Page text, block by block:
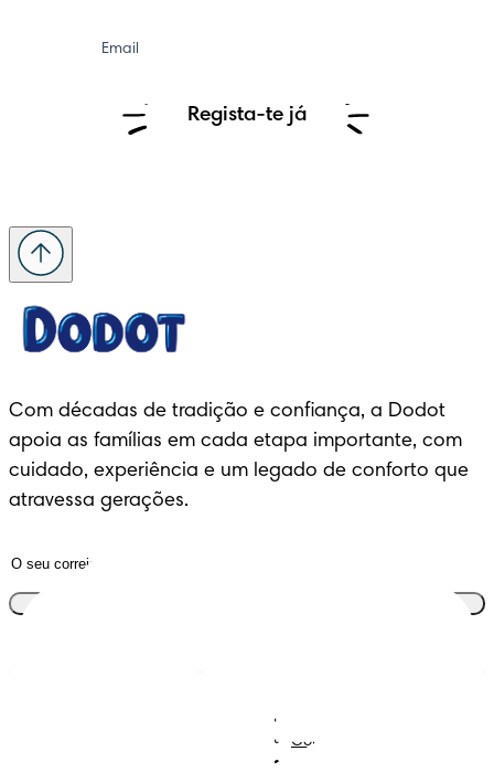
Email
Regista-te já
Com décadas de tradição e confiança, a Dodot
apoia as famílias em cada etapa importante, com
cuidado, experiência e um legado de conforto que
atravessa gerações.
Contacta-nos